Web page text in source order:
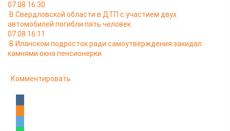
07.08 16:30
В Свердловской области в ДТП с участием двух
автомобилей погибли пять человек
07.08 16:11
В Иланском подросток ради самоутверждения закидал
камнями окна пенсионерки
Комментировать